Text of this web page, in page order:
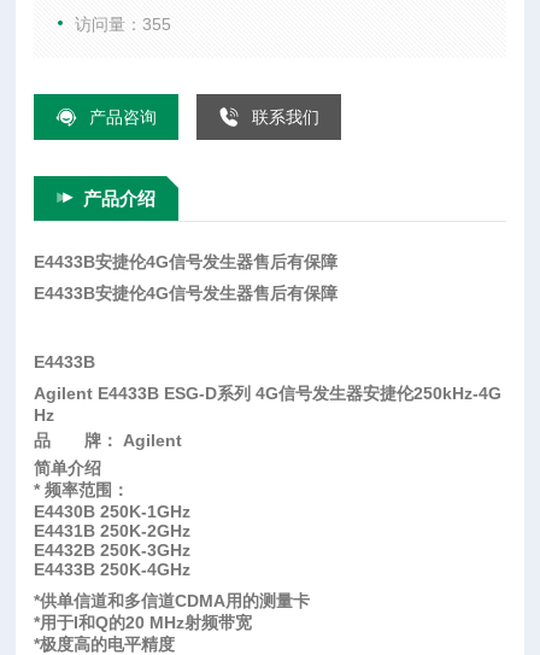
访问量：355
产品咨询 联系我们
产品介绍
E4433B安捷伦4G信号发生器售后有保障
E4433B安捷伦4G信号发生器售后有保障
E4433B
Agilent E4433B ESG-D系列 4G信号发生器安捷伦250kHz-4G
Hz
品 牌： Agilent
简单介绍
* 频率范围：
E4430B 250K-1GHz
E4431B 250K-2GHz
E4432B 250K-3GHz
E4433B 250K-4GHz
*供单信道和多信道CDMA用的测量卡
*用于I和Q的20 MHz射频带宽
*极度高的电平精度